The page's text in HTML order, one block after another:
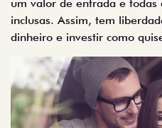
um valor de entrada e todas
inclusas. Assim, tem
dinheiro e investir como